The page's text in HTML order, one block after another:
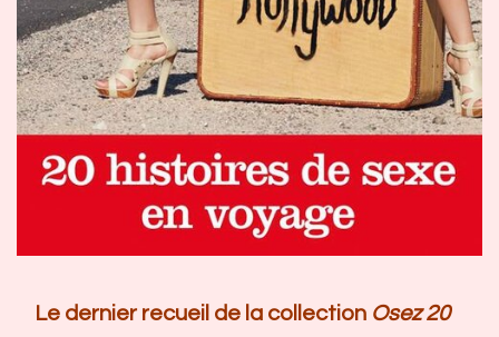
Le dernier recueil de la collection Osez 20